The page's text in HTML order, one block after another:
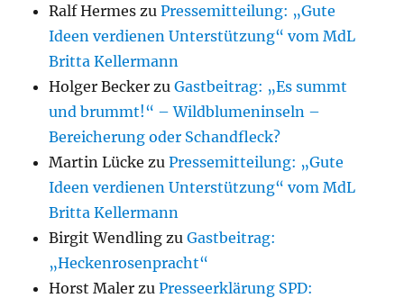
Ralf Hermes zuPressemitteilung: „Gute
Ideen verdienen Unterstützung“ vom MdL
Britta Kellermann
Holger Becker zuGastbeitrag: „Es summt
und brummt!“ – Wildblumeninseln –
Bereicherung oder Schandfleck?
Martin Lücke zuPressemitteilung: „Gute
Ideen verdienen Unterstützung“ vom MdL
Britta Kellermann
Birgit Wendling zuGastbeitrag:
„Heckenrosenpracht“
Horst Maler zuPresseerklärung SPD: